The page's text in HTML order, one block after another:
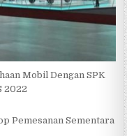
Mobil Dengan SPK
2022
Pemesanan Sementara